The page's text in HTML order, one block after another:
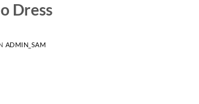
Dress
ADMIN_SAM